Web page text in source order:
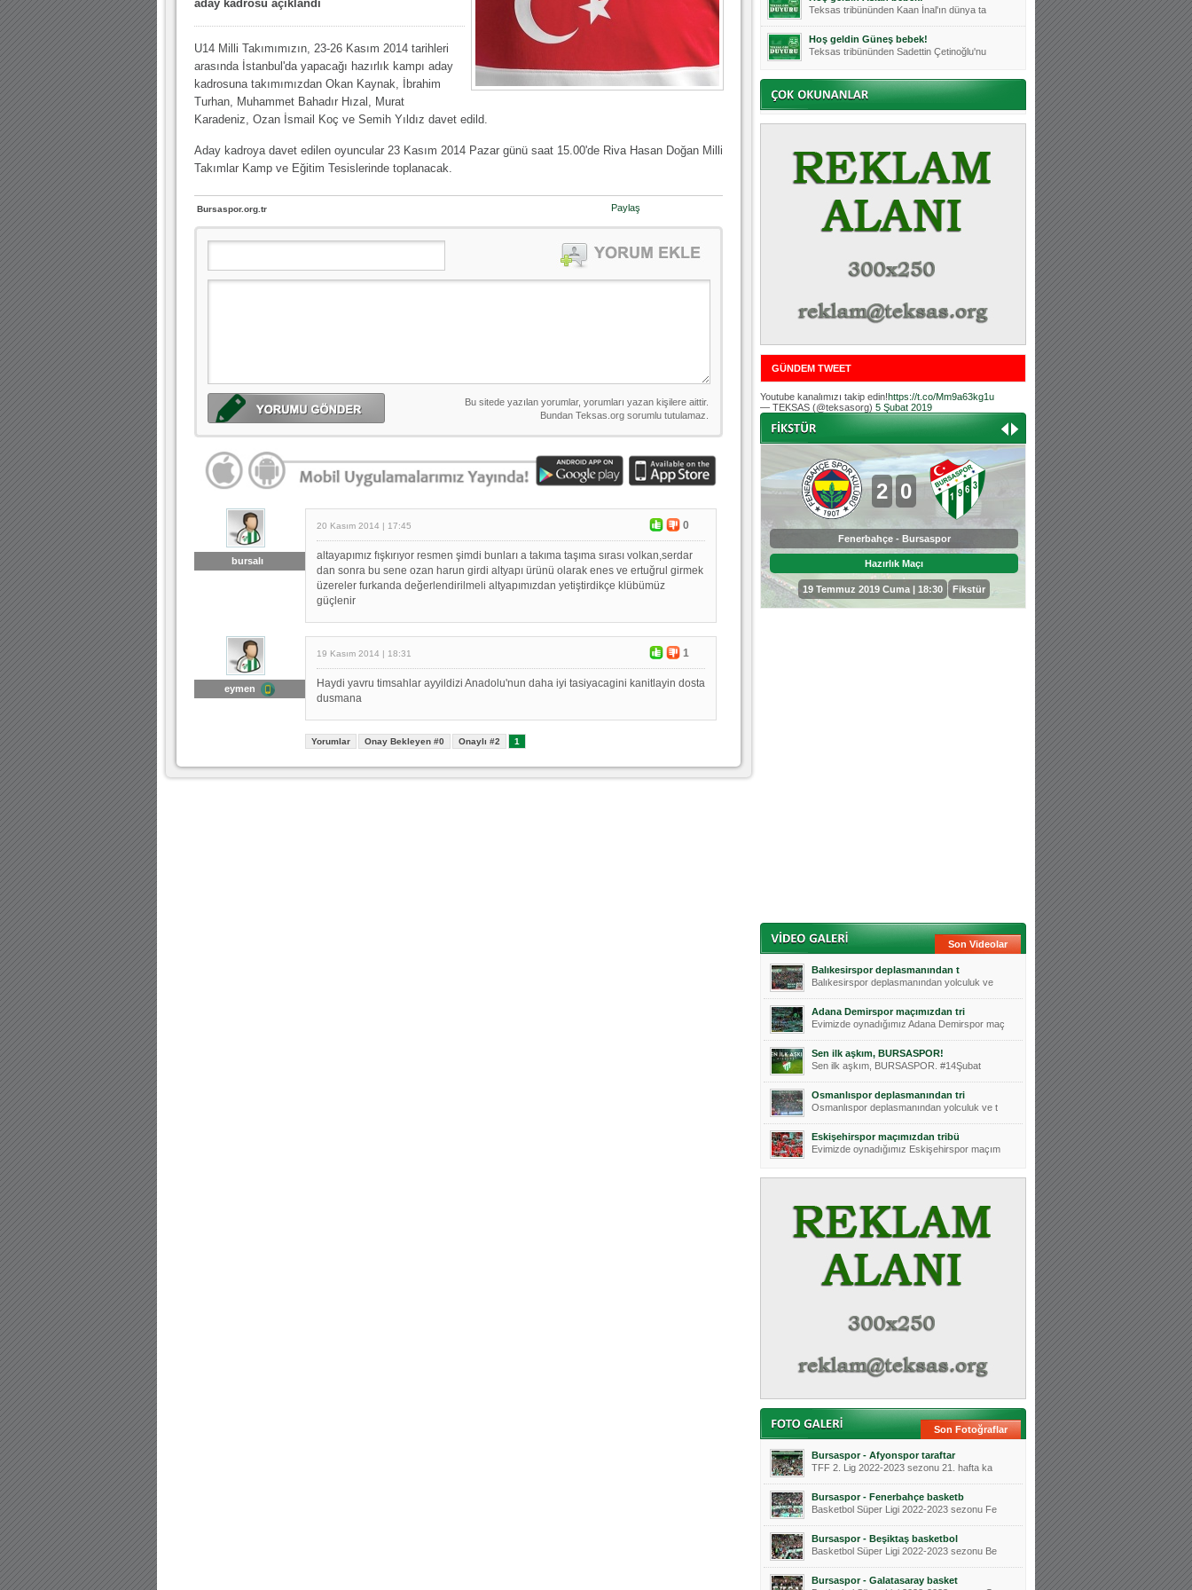
10.04.2023 14:44 |Hoş geldin Göktuğ Bebek!
11.11.2025 14:13 |Hoş geldin Ertuğrul Bebek!
16.07.2024 14:32 |Hoş geldin Kerem Bebek!
08.01.2024 19:01 |Hoş geldin Aslan bebek!
aday kadrosu açıklandı
U14 Milli Takımımızın, 23-26 Kasım 2014 tarihleri
arasında İstanbul'da yapacağı hazırlık kampı aday
kadrosuna takımımızdan Okan Kaynak, İbrahim
Turhan, Muhammet Bahadır Hızal, Murat
Karadeniz, Ozan İsmail Koç ve Semih Yıldız davet edild.
Aday kadroya davet edilen oyuncular 23 Kasım 2014 Pazar günü saat 15.00'de Riva Hasan Doğan Milli
Takımlar Kamp ve Eğitim Tesislerinde toplanacak.
Bursaspor.org.tr Paylaş
bursalı
20 Kasım 2014 | 17:45 0
altayapımız fışkırıyor resmen şimdi bunları a takıma taşıma sırası volkan,serdar
dan sonra bu sene ozan harun girdi altyapı ürünü olarak enes ve ertuğrul girmek
üzereler furkanda değerlendirilmeli altyapımızdan yetiştirdikçe klübümüz
güçlenir
eymen
19 Kasım 2014 | 18:31 1
Haydi yavru timsahlar ayyildizi Anadolu'nun daha iyi tasiyacagini kanitlayin dosta
dusmana
Yorumlar Onay Bekleyen #0 Onaylı #2 1
Teksas tribününden Kaan İnal'ın dünya ta
Hoş geldin Güneş bebek!
Teksas tribününden Sadettin Çetinoğlu'nu
Mutluluklar Ceyhun Tetik
Teksas tribünlerinin sevilen isimlerinde
Bursasporumuzun önü açılsın is
Hoş geldin Alaz Bebek!
Teksas.org sistem yöneticisi, ekibimizin
Hoş geldin Göktuğ Bebek!
Teksas.org ekibimizden ve tribünlerimizi
Teksas tribünlerinden Basri İleri'nin dü
Hoş geldin Kerem Bebek!
Tribünlerimizden Mesut Ulusoy'un (Duka)
Hoş geldin Aslan bebek!
Teksas tribününden Kaan İnal'ın dünya ta
Hoş geldin Güneş bebek!
Teksas tribününden Sadettin Çetinoğlu'nu
GÜNDEM TWEET
Youtube kanalımızı takip edin!https://t.co/Mm9a63kg1u
— TEKSAS (@teksasorg) 5 Şubat 2019
- -
Bursaspor - Altınordu
1. Lig 32. Hafta
04 Temmuz 2020 Cumartesi | 20:00
2 0
Fenerbahçe - Bursaspor
Hazırlık Maçı
19 Temmuz 2019 Cuma | 18:30 Fikstür
0 3
Bursaspor - Sepahan
Hazırlık Maçı
25 Temmuz 2019 Perşembe |
Son Videolar
Balıkesirspor deplasmanından t
Balıkesirspor deplasmanından yolculuk ve
Adana Demirspor maçımızdan tri
Evimizde oynadığımız Adana Demirspor maç
Sen ilk aşkım, BURSASPOR!
Sen ilk aşkım, BURSASPOR. #14Şubat
Osmanlıspor deplasmanından tri
Osmanlıspor deplasmanından yolculuk ve t
Eskişehirspor maçımızdan tribü
Evimizde oynadığımız Eskişehirspor maçım
Son Fotoğraflar
Bursaspor - Afyonspor taraftar
TFF 2. Lig 2022-2023 sezonu 21. hafta ka
Bursaspor - Fenerbahçe basketb
Basketbol Süper Ligi 2022-2023 sezonu Fe
Bursaspor - Beşiktaş basketbol
Basketbol Süper Ligi 2022-2023 sezonu Be
Bursaspor - Galatasaray basket